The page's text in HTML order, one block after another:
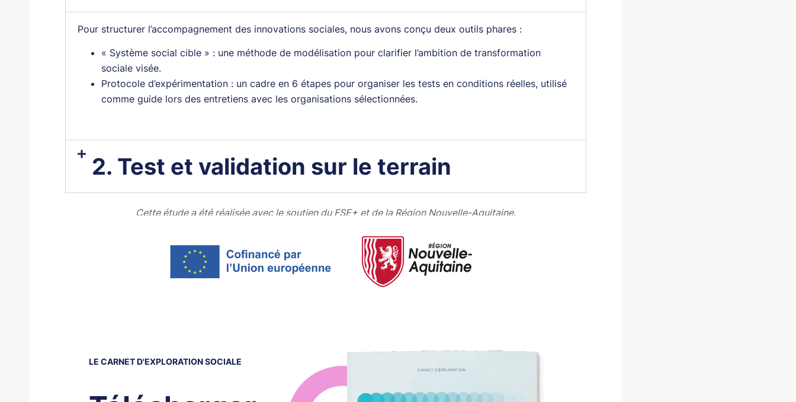
Pour structurer l’accompagnement des innovations sociales, nous avons conçu deux outils phares :
« Système social cible » : une méthode de modélisation pour clarifier l’ambition de transformation
sociale visée.
Protocole d’expérimentation : un cadre en 6 étapes pour organiser les tests en conditions réelles, utilisé
comme guide lors des entretiens avec les organisations sélectionnées.
2. Test et validation sur le terrain
Cette étude a été réalisée avec le soutien du FSE+ et de la Région Nouvelle-Aquitaine.
LE CARNET D'EXPLORATION SOCIALE